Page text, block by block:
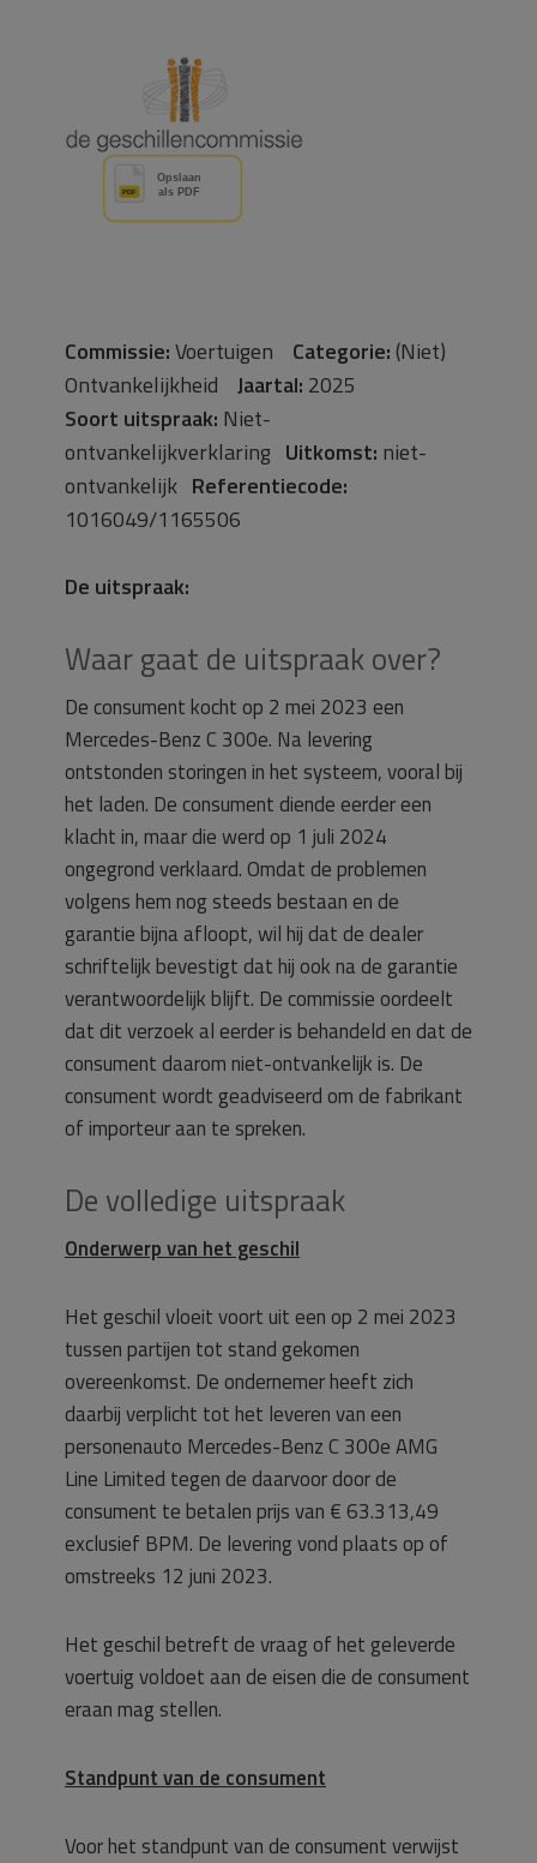
Commissie:Voertuigen Categorie:(Niet)
Ontvankelijkheid Jaartal: 2025
Soort uitspraak: Niet-
ontvankelijkverklaring Uitkomst: niet-
ontvankelijk Referentiecode:
1016049/1165506
De uitspraak:
Waar gaat de uitspraak over?
De consument kocht op 2 mei 2023 een
Mercedes-Benz C 300e. Na levering
ontstonden storingen in het systeem, vooral bij
het laden. De consument diende eerder een
klacht in, maar die werd op 1 juli 2024
ongegrond verklaard. Omdat de problemen
volgens hem nog steeds bestaan en de
garantie bijna afloopt, wil hij dat de dealer
schriftelijk bevestigt dat hij ook na de garantie
verantwoordelijk blijft. De commissie oordeelt
dat dit verzoek al eerder is behandeld en dat de
consument daarom niet-ontvankelijk is. De
consument wordt geadviseerd om de fabrikant
of importeur aan te spreken.
De volledige uitspraak
Onderwerp van het geschil
Het geschil vloeit voort uit een op 2 mei 2023
tussen partijen tot stand gekomen
overeenkomst. De ondernemer heeft zich
daarbij verplicht tot het leveren van een
personenauto Mercedes-Benz C 300e AMG
Line Limited tegen de daarvoor door de
consument te betalen prijs van € 63.313,49
exclusief BPM. De levering vond plaats op of
omstreeks 12 juni 2023.
Het geschil betreft de vraag of het geleverde
voertuig voldoet aan de eisen die de consument
eraan mag stellen.
Standpunt van de consument
Voor het standpunt van de consument verwijst